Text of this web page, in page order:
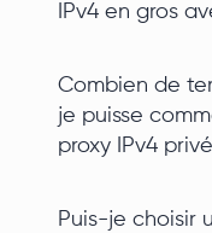
IPv4 en gros
Combien de
je puisse
proxy IPv4
Puis-je choisir